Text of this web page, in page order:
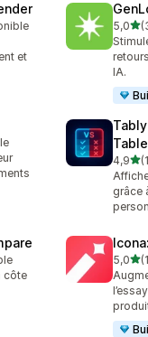
et
5,0
35
IA.
4,9
132
grâce
côte
5,0
13